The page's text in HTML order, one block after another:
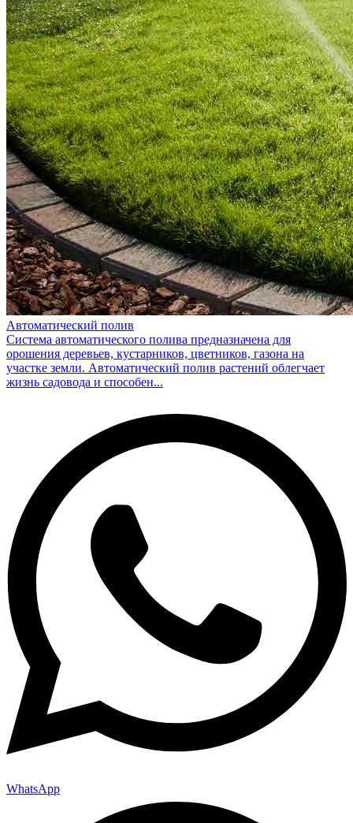
Автоматический полив
Система автоматического полива предназначена для
орошения деревьев, кустарников, цветников, газона на
участке земли. Автоматический полив растений облегчает
жизнь садовода и способен...
WhatsApp